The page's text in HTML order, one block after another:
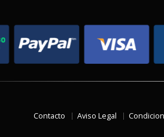
Contacto Aviso Legal